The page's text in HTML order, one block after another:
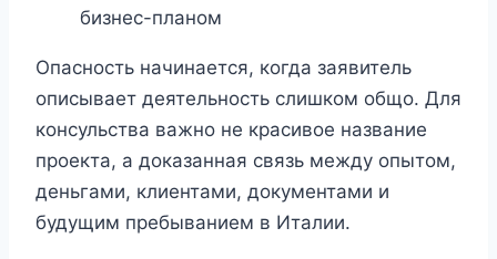
бизнес-планом
Опасность начинается, когда заявитель
описывает деятельность слишком общо. Для
консульства важно не красивое название
проекта, а доказанная связь между опытом,
деньгами, клиентами, документами и
будущим пребыванием в Италии.